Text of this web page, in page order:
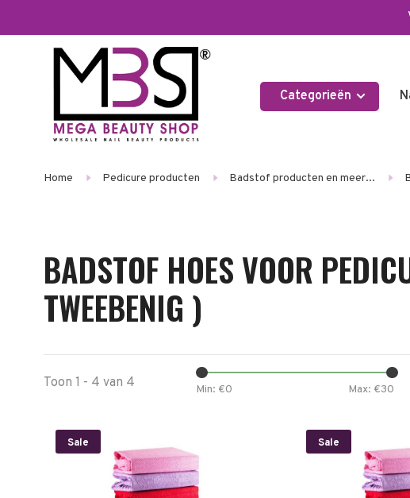
Categorieën
Home Pedicure producten Badstof producten en meer...
BADSTOF HOES VOOR
TWEEBENIG )
Toon 1 - 4 van 4 Min: €0 Max: €30
Sale Sale